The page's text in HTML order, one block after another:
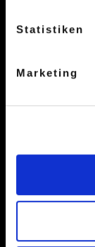
Statistiken
Marketing
Kontakt
040 870
Gefördert